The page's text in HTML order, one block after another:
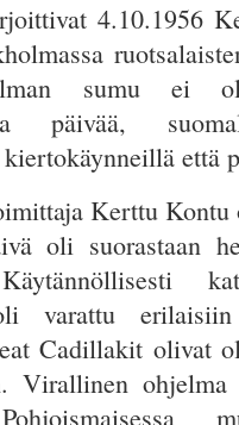
4.10.1956
sumu ei
päivää,
että
Kerttu
oli suorastaan
varattu erilaisiin
Cadillakit olivat
Virallinen